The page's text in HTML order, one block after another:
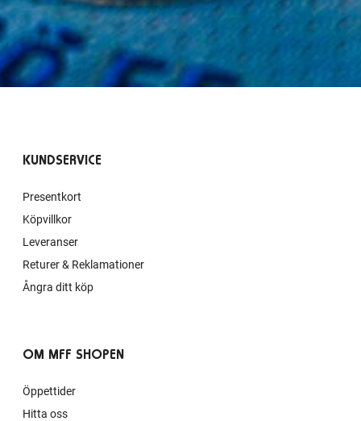
KUNDSERVICE
Presentkort
Köpvillkor
Leveranser
Returer & Reklamationer
Ångra ditt köp
OM MFF SHOPEN
Öppettider
Hitta oss